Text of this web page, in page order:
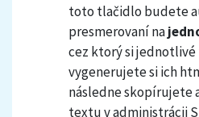
toto tlačidlo budete
presmerovaní na
cez ktorý si
vygenerujete si ich
následne skopírujete
textu v administrácii